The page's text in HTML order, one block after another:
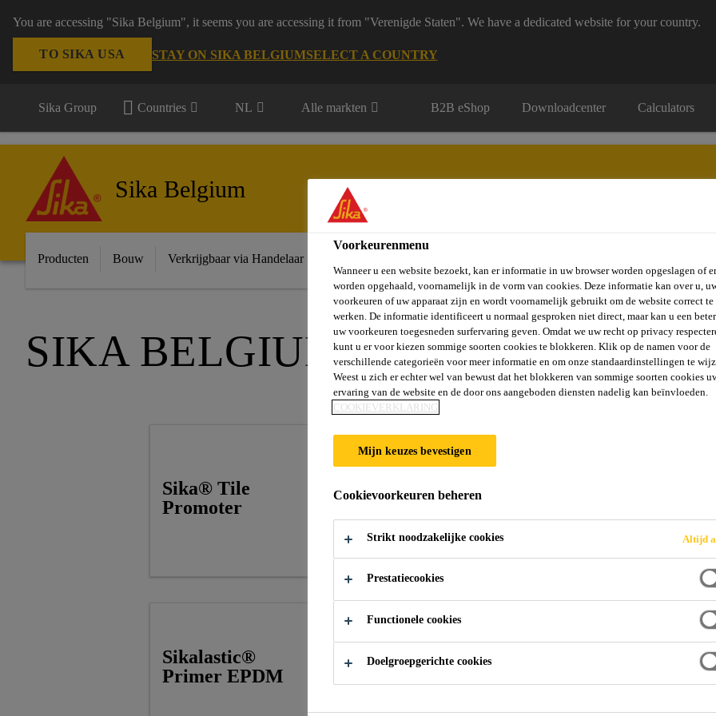
You are accessing "Sika Belgium", it seems you are accessing it from "Verenigde Staten". We have a dedicated website for your country.
TO SIKA USA STAY ON SIKA BELGIUMSELECT A COUNTRY
Sika Group Countries NL Alle markten B2B eShop Downloadcenter Calculators
Sika Belgium
Producten Bouw Verkrijgbaar via Handelaar
SIKA BELGIUM
Sika® Tile
Promoter
Sika® Concrete
reactivatie van bestaande
Sikalastic®
Primer EPDM
Sikafloor®-405
1- component zeer elastische
Premium
aangebrachte
Voorkeurenmenu
Wanneer u een website bezoekt, kan er informatie in uw browser worden opgeslagen of
worden opgehaald, voornamelijk in de vorm van cookies. Deze informatie kan over u,
voorkeuren of uw apparaat zijn en wordt voornamelijk gebruikt om de website correct te
werken. De informatie identificeert u normaal gesproken niet direct, maar kan u een
uw voorkeuren toegesneden surfervaring geven. Omdat we uw recht op privacy
kunt u er voor kiezen sommige soorten cookies te blokkeren. Klik op de namen voor de
verschillende categorieën voor meer informatie en om onze standaardinstellingen te
Weest u zich er echter wel van bewust dat het blokkeren van sommige soorten cookies
ervaring van de website en de door ons aangeboden diensten nadelig kan beïnvloeden.
COOKIEVERKLARING
Mijn keuzes bevestigen
Cookievoorkeuren beheren
Strikt noodzakelijke cookies Altijd
Prestatiecookies
Functionele cookies
Doelgroepgerichte cookies